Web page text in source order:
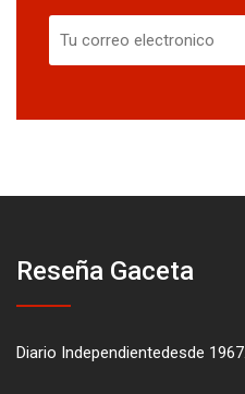
Reseña Gaceta
Diario Independientedesde 1967.